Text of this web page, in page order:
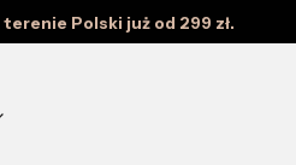
Polski już od 299 zł.